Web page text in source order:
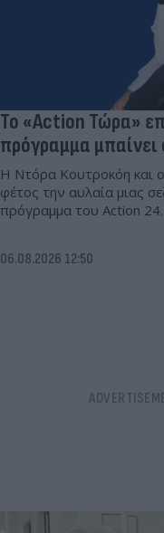
Το «Action Τώρα»
πρόγραμμα
Η Ντόρα Κουτροκόη και
φέτος την αυλαία μιας σεζόν, που φέρνει αλλαγές στο
πρόγραμμα του Action 24.
06.08.2026 12:50